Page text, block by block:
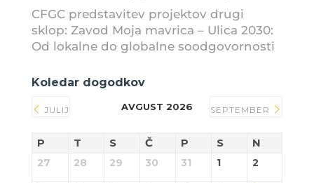
CFGC predstavitev projektov drugi
sklop: Zavod Moja mavrica – Ulica 2030:
Od lokalne do globalne soodgovornosti
Koledar dogodkov
JULIJ AVGUST 2026 SEPTEMBER
P T S Č P S N
27 28 29 30 31 1 2